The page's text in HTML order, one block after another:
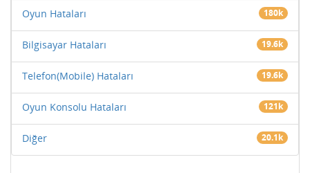
Oyun Hataları 180k
Bilgisayar Hataları 19.6k
Telefon(Mobile) Hataları 19.6k
Oyun Konsolu Hataları 121k
Diğer 20.1k